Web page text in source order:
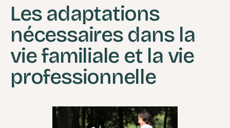
Les adaptations
nécessaires dans la
vie familiale et la vie
professionnelle